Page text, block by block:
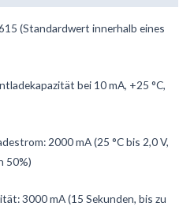
(Standardwert innerhalb eines
bei 10 mA, +25 °C,
2000 mA (25 °C bis 2,0 V,
50%)
3000 mA (15 Sekunden, bis zu